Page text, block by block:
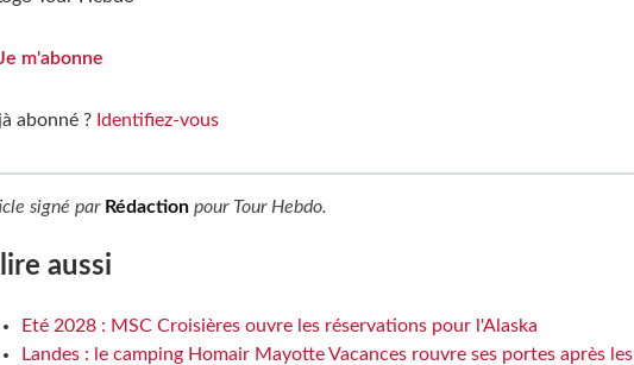
m'abonne
abonné ? Identifiez-vous
signé par Rédactionpour Tour Hebdo.
aussi
Eté 2028 : MSC Croisières ouvre les réservations pour l'Alaska
Landes : le camping Homair Mayotte Vacances rouvre ses portes après les